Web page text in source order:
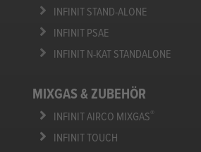
INFINIT STAND-ALONE
INFINIT PSAE
INFINIT N-KAT STANDALONE
MIXGAS & ZUBEHÖR
INFINIT AIRCO MIXGAS®
INFINIT TOUCH